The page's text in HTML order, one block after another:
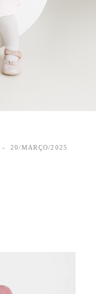
20/MARÇO/2025